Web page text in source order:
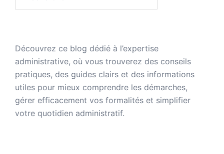
Découvrez ce blog dédié à l’expertise
administrative, où vous trouverez des conseils
pratiques, des guides clairs et des informations
utiles pour mieux comprendre les démarches,
gérer efficacement vos formalités et simplifier
votre quotidien administratif.